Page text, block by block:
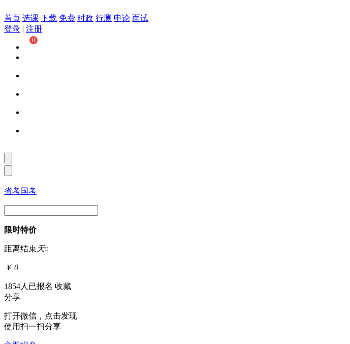
首页 选课 下载 免费 时政 行测 申论 面试
登录 | 注册
0
省考国考
限时特价
距离结束 天::
￥ 0
1854人已报名 收藏
分享
打开微信，点击发现
使用扫一扫分享